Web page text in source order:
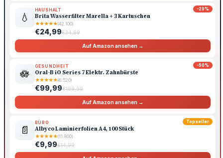
-29%
💧
HAUSHALT
Brita Wasserfilter Marella + 3 Kartuschen
★★★★★(42.100)
€24,99€34,99
Auf Amazon ansehen →
-50%
🪷
GESUNDHEIT
Oral-B iO Series 7 Elektr. Zahnbürste
★★★★★(6.520)
€99,99€199,99
Auf Amazon ansehen →
Topseller
📄
BÜRO
Albyco Laminierfolien A4, 100 Stück
★★★★★(11.800)
€9,99€14,99